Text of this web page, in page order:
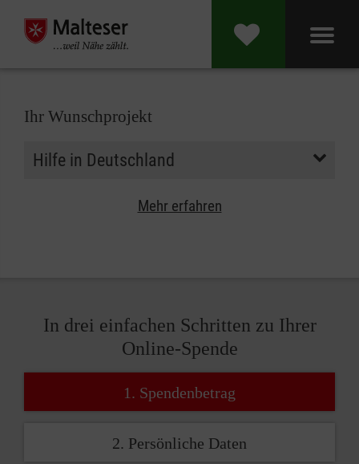
Ihr Wunschprojekt
Mehr erfahren
In drei einfachen Schritten zu Ihrer
Online-Spende
1. Spendenbetrag
2. Persönliche Daten